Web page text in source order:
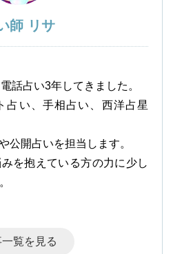
師 リサ
話占い3年してきました。
占い、手相占い、西洋占星
公開占いを担当します。
を抱えている方の力に少し
覧を見る